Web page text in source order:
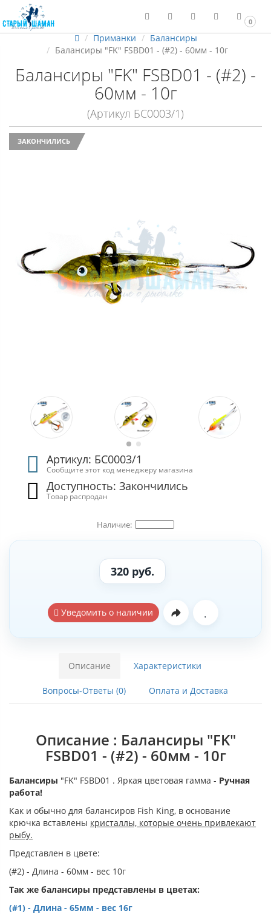
0
Приманки
Балансиры
Балансиры "FK" FSBD01 - (#2) - 60мм - 10г
Балансиры "FK" FSBD01 - (#2) -
60мм - 10г
(Артикул БС0003/1)
ЗАКОНЧИЛИСЬ
Артикул: БС0003/1
Сообщите этот код менеджеру магазина
Доступность: Закончились
Товар распродан
320 руб.
Уведомить о наличии
Описание Характеристики
Вопросы-Ответы (0) Оплата и Доставка
Описание : Балансиры "FK"
FSBD01 - (#2) - 60мм - 10г
Балансиры "FK" FSBD01 . Яркая цветовая гамма - Ручная
работа!
Как и обычно для балансиров Fish King, в основание
крючка вставлены кристаллы, которые очень привлекают
рыбу.
Представлен в цвете:
(#2) - Длина - 60мм - вес 10г
Так же балансиры представлены в цветах:
(#1) - Длина - 65мм - вес 16г